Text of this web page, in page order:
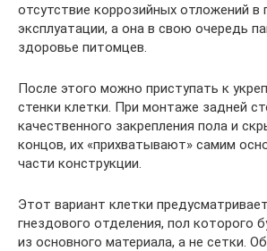
отсутствие коррозийных отложений в
эксплуатации, а она в свою очередь
здоровье питомцев.
После этого можно приступать к
стенки клетки. При монтаже задней
качественного закрепления пола и
концов, их «прихватывают» самим
части конструкции.
Этот вариант клетки
гнездового отделения, пол которого
из основного материала, а не сетки.